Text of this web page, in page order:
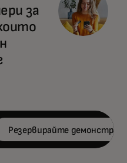
за
Резервирайте